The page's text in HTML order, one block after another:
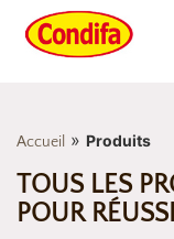
Accueil » Produits
TOUS LES
POUR